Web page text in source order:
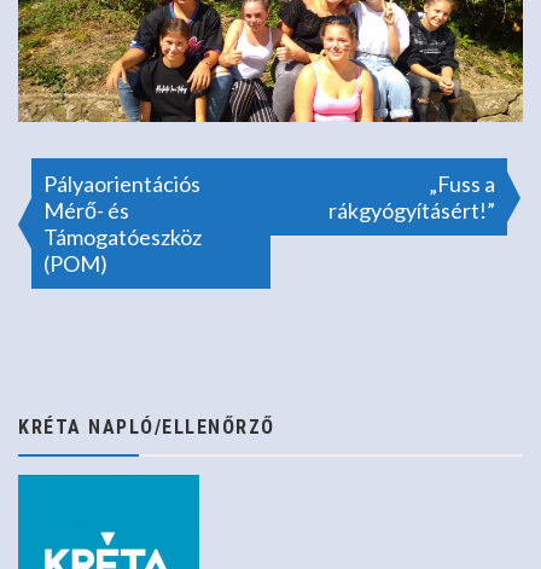
Bejegyzés
navigáció
Pályaorientációs
Mérő- és
Támogatóeszköz
(POM)
„Fuss a
rákgyógyításért!”
KRÉTA NAPLÓ/ELLENŐRZŐ